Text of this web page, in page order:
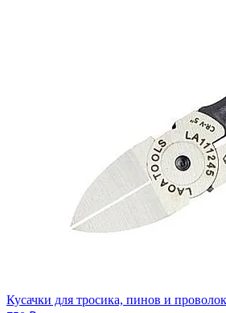
Кусачки для тросика, пинов и